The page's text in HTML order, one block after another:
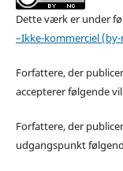
Dette værk er under
–Ikke-kommerciel (by-
Forfattere, der
accepterer følgende
Forfattere, der
udgangspunkt